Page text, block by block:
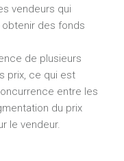
vendeurs qui
des fonds
de plusieurs
prix, ce qui est
entre les
du prix
le vendeur.